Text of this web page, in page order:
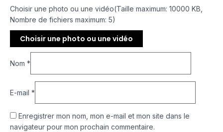
Choisir une photo ou une vidéo(Taille maximum: 10000 KB,
Nombre de fichiers maximum: 5)
Choisir une photo ou une vidéo
Nom *
E-mail *
Enregistrer mon nom, mon e-mail et mon site dans le
navigateur pour mon prochain commentaire.